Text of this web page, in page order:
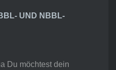
UND NBBL-
Du möchtest dein